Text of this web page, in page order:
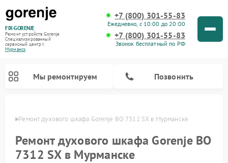
FIX-GORENJE
Ремонт устройств Gorenje
Специализированный
cервисный центр г.
Мурманск
+7 (800) 301-55-83
Ежедневно, с 10:00 до 20:00
+7 (800) 301-55-83
Звонок бесплатный по РФ
Мы ремонтируем Позвонить
Ремонт духового шкафа Gorenje BO 7312 SX в Мурманске
Ремонт духового шкафа Gorenje BO
7312 SX в Мурманске